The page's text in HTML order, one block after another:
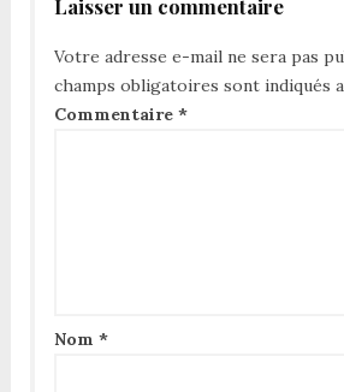
Laisser un commentaire
Votre adresse e-mail ne sera pas
champs obligatoires sont indiqués
Commentaire *
Nom *